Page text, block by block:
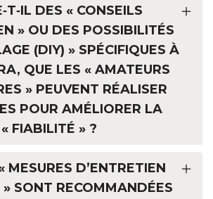
DES « CONSEILS
» OU DES POSSIBILITÉS
(DIY) » SPÉCIFIQUES À
QUE LES « AMATEURS
» PEUVENT RÉALISER
POUR AMÉLIORER LA
« FIABILITÉ » ?
MESURES D’ENTRETIEN
» SONT RECOMMANDÉES